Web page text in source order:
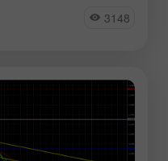
3148